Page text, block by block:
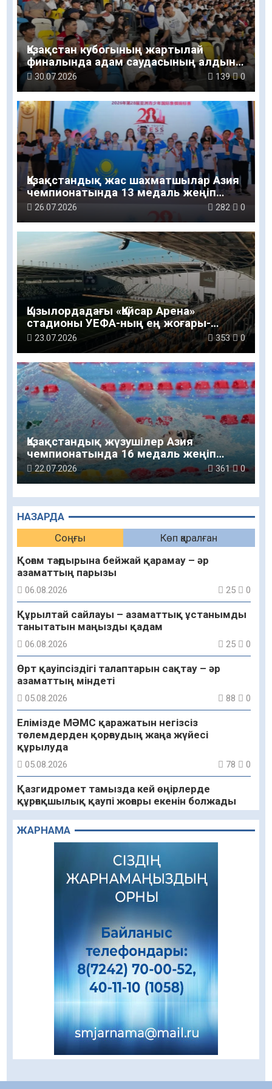
НАЗАРДА
Соңғы
Көп қаралған
Қоғам тағдырына бейжай қарамау – әр
азаматтың парызы
06.08.2026 25 0
Құрылтай сайлауы – азаматтық ұстанымды
танытатын маңызды қадам
06.08.2026 25 0
Өрт қауіпсіздігі талаптарын сақтау – әр
азаматтың міндеті
05.08.2026 88 0
Елімізде МӘМС қаражатын негізсіз
төлемдерден қорғаудың жаңа жүйесі
құрылуда
05.08.2026 78 0
Қазгидромет тамызда кей өңірлерде
құрғақшылық қаупі жоғары екенін болжады
05.08.2026 73 0
Алғашқы цифрлық жасанды интеллект
құралдарының таныстырылымы өтті
05.08.2026
«Қайрат» Чемпиондар лигасының іріктеуінде
«Левскиге» есе жіберді
«Ұлттық нақыш – заманауи панно» атты
шеберлік сағаты өтті
05.08.2026
Цифрландыру саласын дамыту аясында
салынатын жаңа орталықтың жобасы
талқыланды
05.08.2026
алу жөніндегі комитеттің Қызылорда
ЖАРНАМА
Қазақстан кубогының жартылай
финалында адам саудасының алдын
алу бойынша ақпараттық-түсіндіру
жұмыстары жүргізілді
30.07.2026 139 0
Қазақстандық жас шахматшылар Азия
чемпионатында 13 медаль жеңіп
алды
26.07.2026 282 0
Қызылордадағы «Қайсар Арена»
стадионы УЕФА-ның ең жоғары-
төртінші санатын алды
23.07.2026 353 0
Қазақстандық жүзушілер Азия
чемпионатында 16 медаль жеңіп
алды
22.07.2026 361 0